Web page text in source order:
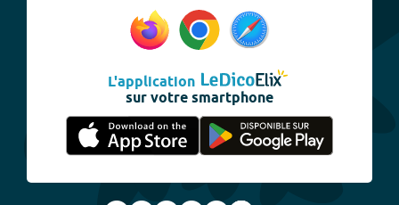
L'application
sur votre smartphone